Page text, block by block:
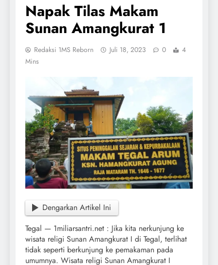
Napak Tilas Makam
Sunan Amangkurat 1
Redaksi 1MS Reborn Juli 18, 2023 0
4
Mins
Dengarkan Artikel Ini
Tegal — 1miliarsantri.net : Jika kita nerkunjung ke
wisata religi Sunan Amangkurat I di Tegal, terlihat
tidak seperti berkunjung ke pemakaman pada
umumnya. Wisata religi Sunan Amangkurat I